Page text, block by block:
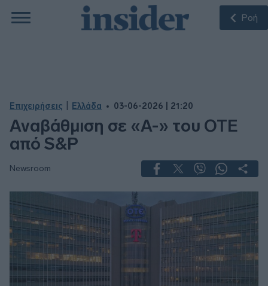
Ροή
Επιχειρήσεις Ελλάδα 03-06-2026 | 21:20
Αναβάθμιση σε «Α-» του ΟΤΕ
από S&P
Newsroom